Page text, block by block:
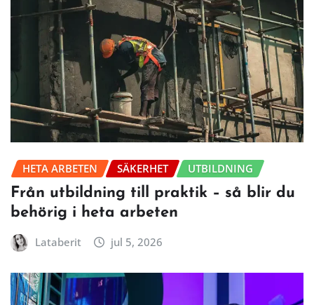
HETA ARBETEN SÄKERHET UTBILDNING
Från utbildning till praktik – så blir du
behörig i heta arbeten
Lataberit jul 5, 2026